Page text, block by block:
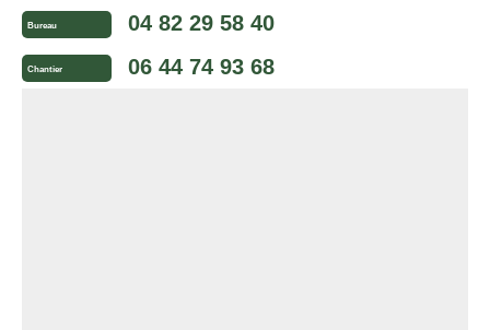
Bureau 04 82 29 58 40
Chantier 06 44 74 93 68